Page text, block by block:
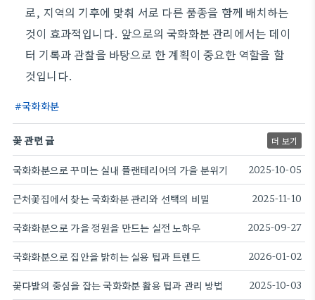
로, 지역의 기후에 맞춰 서로 다른 품종을 함께 배치하는
것이 효과적입니다. 앞으로의 국화화분 관리에서는 데이
터 기록과 관찰을 바탕으로 한 계획이 중요한 역할을 할
것입니다.
국화화분
꽃 관련 글 더 보기
국화화분으로 꾸미는 실내 플랜테리어의 가을 분위기 2025-10-05
근처꽃집에서 찾는 국화화분 관리와 선택의 비밀 2025-11-10
국화화분으로 가을 정원을 만드는 실전 노하우 2025-09-27
국화화분으로 집안을 밝히는 실용 팁과 트렌드 2026-01-02
꽃다발의 중심을 잡는 국화화분 활용 팁과 관리 방법 2025-10-03